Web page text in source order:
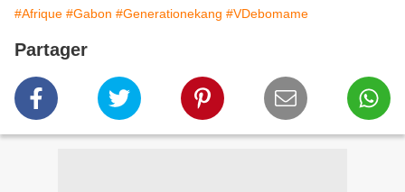
#Afrique #Gabon #Generationekang #VDebomame
Partager